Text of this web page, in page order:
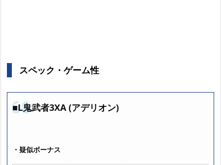
スペック・ゲーム性
■L鬼武者3XA (アデリオン)
・疑似ボーナス